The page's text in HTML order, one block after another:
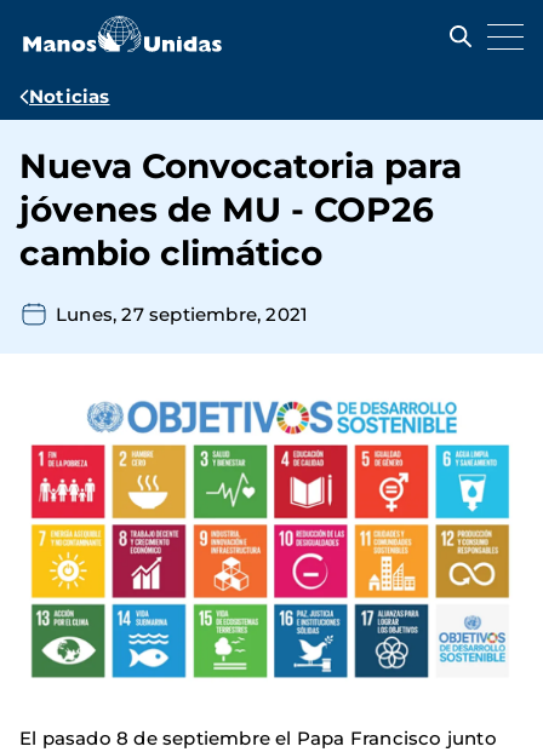
contenido
Ruta
navegación
Noticias
Nueva Convocatoria para
jóvenes de MU - COP26
cambio climático
Lunes, 27 septiembre, 2021
El pasado 8 de septiembre el Papa Francisco junto